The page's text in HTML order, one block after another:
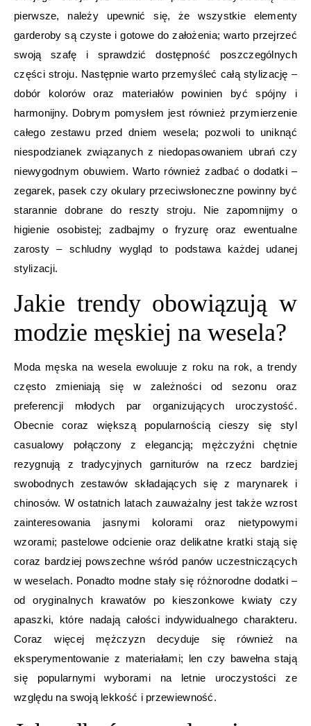
pierwsze, należy upewnić się, że wszystkie elementy
garderoby są czyste i gotowe do założenia; warto przejrzeć
swoją szafę i sprawdzić dostępność poszczególnych
części stroju. Następnie warto przemyśleć całą stylizację –
dobór kolorów oraz materiałów powinien być spójny i
harmonijny. Dobrym pomysłem jest również przymierzenie
całego zestawu przed dniem wesela; pozwoli to uniknąć
niespodzianek związanych z niedopasowaniem ubrań czy
niewygodnym obuwiem. Warto również zadbać o dodatki –
zegarek, pasek czy okulary przeciwsłoneczne powinny być
starannie dobrane do reszty stroju. Nie zapomnijmy o
higienie osobistej; zadbajmy o fryzurę oraz ewentualne
zarosty – schludny wygląd to podstawa każdej udanej
stylizacji.
Jakie trendy obowiązują w
modzie męskiej na wesela?
Moda męska na wesela ewoluuje z roku na rok, a trendy
często zmieniają się w zależności od sezonu oraz
preferencji młodych par organizujących uroczystość.
Obecnie coraz większą popularnością cieszy się styl
casualowy połączony z elegancją; mężczyźni chętnie
rezygnują z tradycyjnych garniturów na rzecz bardziej
swobodnych zestawów składających się z marynarek i
chinosów. W ostatnich latach zauważalny jest także wzrost
zainteresowania jasnymi kolorami oraz nietypowymi
wzorami; pastelowe odcienie oraz delikatne kratki stają się
coraz bardziej powszechne wśród panów uczestniczących
w weselach. Ponadto modne stały się różnorodne dodatki –
od oryginalnych krawatów po kieszonkowe kwiaty czy
apaszki, które nadają całości indywidualnego charakteru.
Coraz więcej mężczyzn decyduje się również na
eksperymentowanie z materiałami; len czy bawełna stają
się popularnymi wyborami na letnie uroczystości ze
względu na swoją lekkość i przewiewność.